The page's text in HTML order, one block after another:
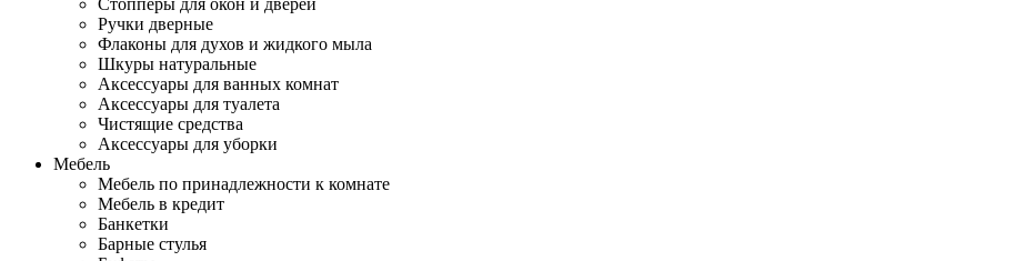
Стопперы для окон и дверей
Ручки дверные
Флаконы для духов и жидкого мыла
Шкуры натуральные
Аксессуары для ванных комнат
Аксессуары для туалета
Чистящие средства
Аксессуары для уборки
Мебель
Мебель по принадлежности к комнате
Мебель в кредит
Банкетки
Барные стулья